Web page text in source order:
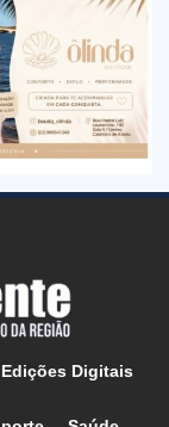
Edições Digitais